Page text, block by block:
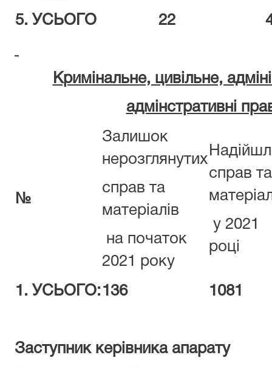
5. УСЬОГО 22
Кримінальне, цивільне,
адмінстративні
№
Залишок
нерозглянутих
справ та
матеріалів
на початок
2021 року
справ та
у 2021
році
1. УСЬОГО: 136 1081
Заступник керівника апарату